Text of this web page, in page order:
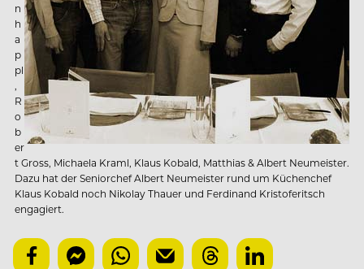
n
h
a
p
pl
,
R
o
b
er
t Gross, Michaela Kraml, Klaus Kobald, Matthias & Albert Neumeister.
Dazu hat der Seniorchef Albert Neumeister rund um Küchenchef
Klaus Kobald noch Nikolay Thauer und Ferdinand Kristoferitsch
engagiert.